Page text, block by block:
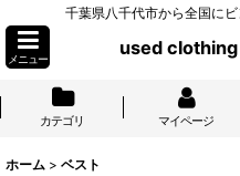
千葉県八千代市から全国に
メニュー
used clothing
カテゴリ マイページ
ホーム > ベスト